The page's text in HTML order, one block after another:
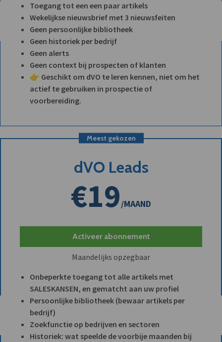
Toegang tot een een paar artikels
Wekelijkse nieuwsbrief met 3 nieuwsfeiten
Geen persoonlijke bibliotheek
Geen historiek per bedrijf
Geen alerts
Geen context bij prospecten of klanten
👉 Geschikt om dVO te leren kennen, niet om het
actief te gebruiken in prospectie of
voorbereiding.
Meest gekozen
dVO Leads
€19/MAAND
Activeer abonnement
Maandelijks opzegbaar
Onbeperkte toegang tot alle artikels met
SALESKANSEN, en gematcht aan uw profiel
Persoonlijke bibliotheek (bewaar artikels per
bedrijf)
Zoekfunctie op bedrijven en sectoren
Historiek: wat speelde de voorbije maanden bij